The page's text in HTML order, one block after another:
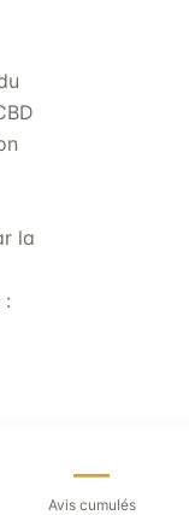
la
:
—
Avis cumulés